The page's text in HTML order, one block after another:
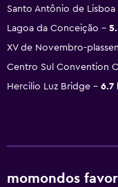
Santo Antônio de Lisboa
Lagoa da Conceição
XV de Novembro-plassen
Centro Sul Convention
Hercilio Luz Bridge
6.7
momondos